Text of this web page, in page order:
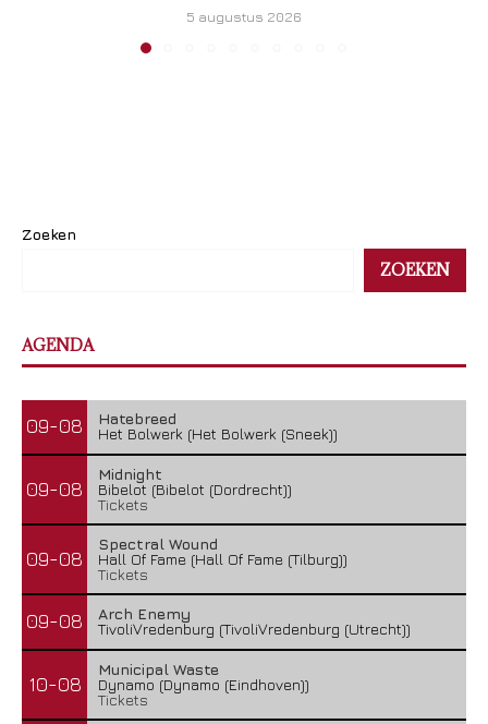
5 augustus 2026
Zoeken
ZOEKEN
AGENDA
09-08
Hatebreed
Het Bolwerk (Het Bolwerk (Sneek))
09-08
Midnight
Bibelot (Bibelot (Dordrecht))
Tickets
09-08
Spectral Wound
Hall Of Fame (Hall Of Fame (Tilburg))
Tickets
09-08
Arch Enemy
TivoliVredenburg (TivoliVredenburg (Utrecht))
10-08
Municipal Waste
Dynamo (Dynamo (Eindhoven))
Tickets